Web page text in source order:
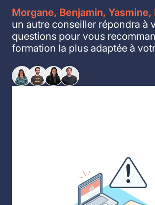
Morgane, Benjamin, Yasmine,
un autre conseiller répondra à
questions pour vous
formation la plus adaptée à